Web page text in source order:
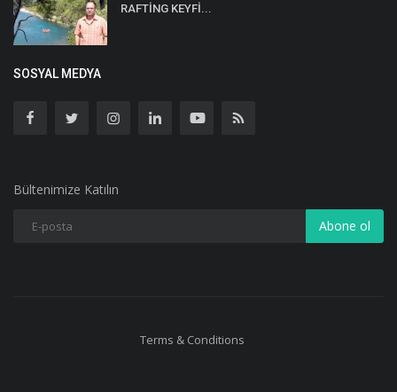
RAFTİNG KEYFİ...
SOSYAL MEDYA
Bültenimize Katılın
Abone ol
Terms & Conditions